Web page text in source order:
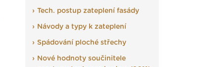
Tech. postup zateplení fasády
Návody a typy k zateplení
Spádování ploché střechy
Nové hodnoty součinitele